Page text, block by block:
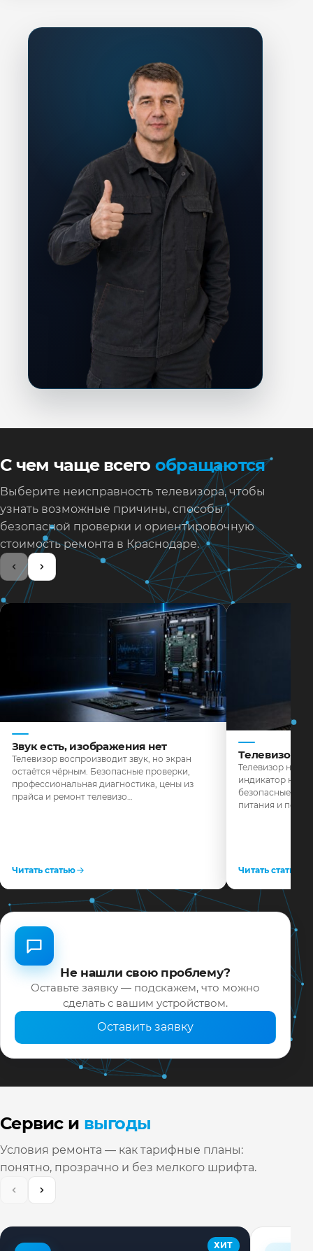
С чем чаще всего обращаются
Выберите неисправность телевизора, чтобы
узнать возможные причины, способы
безопасной проверки и ориентировочную
стоимость ремонта в Краснодаре.
Звук есть, изображения нет
Телевизор воспроизводит звук, но экран
остаётся чёрным. Безопасные проверки,
профессиональная диагностика, цены из
прайса и ремонт телевизо…
Читать статью
Телевизор
Телевизор не
индикатор не
безопасные
питания и
Читать статью
Не нашли свою проблему?
Оставьте заявку — подскажем, что можно
сделать с вашим устройством.
Оставить заявку
Сервис и выгоды
Условия ремонта — как тарифные планы:
понятно, прозрачно и без мелкого шрифта.
ХИТ